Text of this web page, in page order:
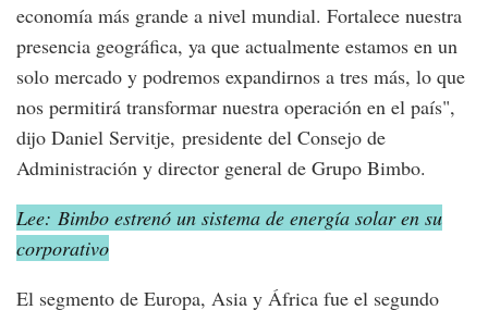
economía más grande a nivel mundial. Fortalece nuestra
presencia geográfica, ya que actualmente estamos en un
solo mercado y podremos expandirnos a tres más, lo que
nos permitirá transformar nuestra operación en el país",
dijo Daniel Servitje, presidente del Consejo de
Administración y director general de Grupo Bimbo.
Lee: Bimbo estrenó un sistema de energía solar en su
corporativo
El segmento de Europa, Asia y África fue el segundo